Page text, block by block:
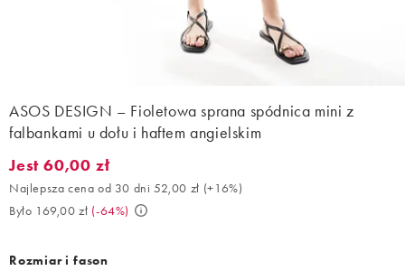
ASOS DESIGN – Fioletowa sprana spódnica mini z
falbankami u dołu i haftem angielskim
Jest 60,00 zł. Najlepsza cena od 30 dni 52,00 zł (+16%). Było
Jest 60,00 zł
Najlepsza cena od 30 dni 52,00 zł (+16%)
Było 169,00 zł (-64%)
Rozmiar i fason